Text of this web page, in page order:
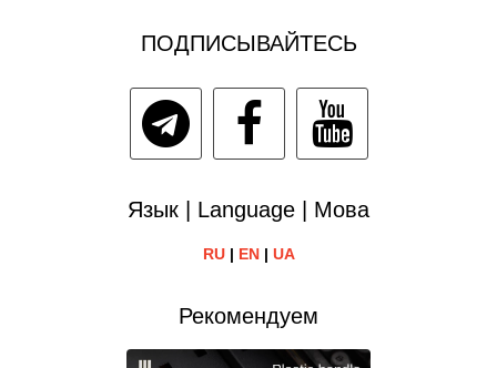
ПОДПИСЫВАЙТЕСЬ
Язык | Language | Мова
RU| EN| UA
Рекомендуем